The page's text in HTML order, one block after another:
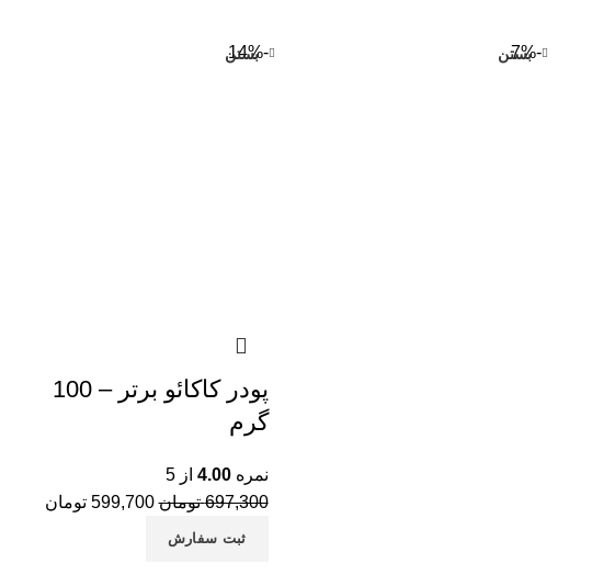
-7% بستن -14% بستن
پودر کاکائو برتر – 100
گرم
نمره4.00 از 5
697,300 تومان 599,700 تومان
ثبت سفارش